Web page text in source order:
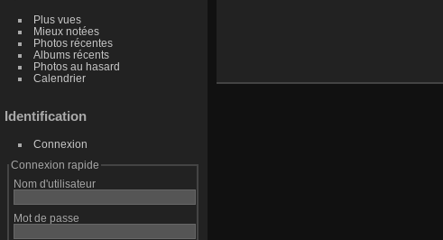
Plus vues
Mieux notées
Photos récentes
Albums récents
Photos au hasard
Calendrier
Identification
Connexion
Connexion rapide
Nom d'utilisateur
Mot de passe